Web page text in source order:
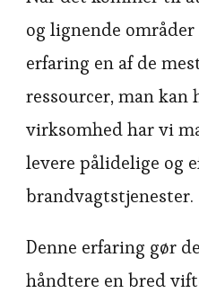
og lignende
erfaring en af de
ressourcer, man kan
virksomhed har vi
levere pålidelige og
brandvagtstjenester.
Denne erfaring gør
håndtere en bred